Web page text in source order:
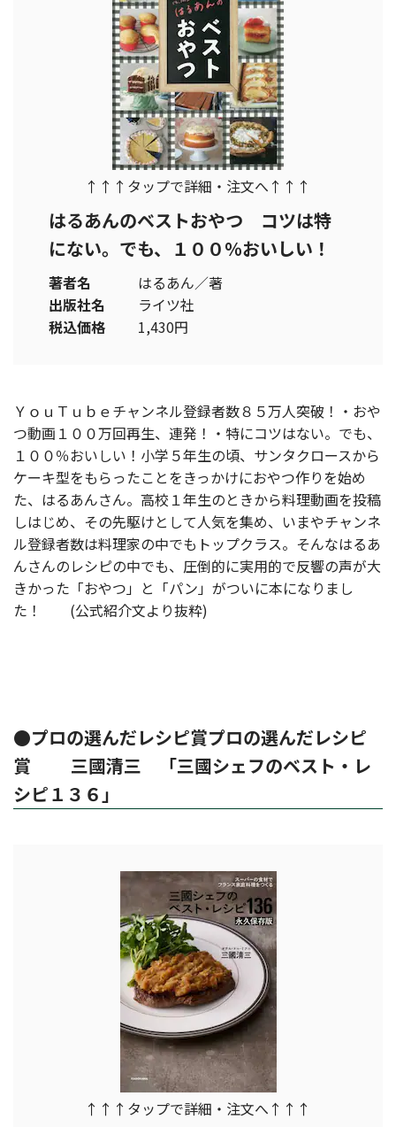
↑↑↑タップで詳細・注文へ↑↑↑
はるあんのベストおやつ コツは特
にない。でも、１００％おいしい！
著者名
はるあん／著
出版社名
ライツ社
税込価格
1,430円
ＹｏｕＴｕｂｅチャンネル登録者数８５万人突破！・おや
つ動画１００万回再生、連発！・特にコツはない。でも、
１００％おいしい！小学５年生の頃、サンタクロースから
ケーキ型をもらったことをきっかけにおやつ作りを始め
た、はるあんさん。高校１年生のときから料理動画を投稿
しはじめ、その先駆けとして人気を集め、いまやチャンネ
ル登録者数は料理家の中でもトップクラス。そんなはるあ
んさんのレシピの中でも、圧倒的に実用的で反響の声が大
きかった「おやつ」と「パン」がついに本になりまし
た！ (公式紹介文より抜粋)
●プロの選んだレシピ賞プロの選んだレシピ
賞 三國清三 「三國シェフのベスト・レ
シピ１３６」
↑↑↑タップで詳細・注文へ↑↑↑